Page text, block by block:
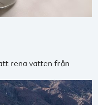
rena vatten från